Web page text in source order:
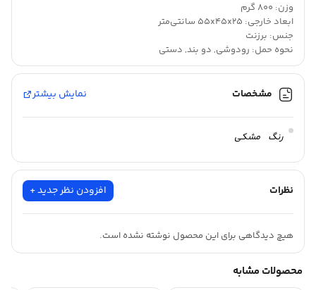
وزن: 800 گرم
ابعاد خارجی: 55x45x25 سانتی‌متر
جنس: برزنت
نحوه حمل: رودوشی, دو بند, دستی
تعداد جیب خارجی: 4 عدد
تعداد دسته: یک عدد
حجم داخلی: 50 لیتر
نحوه بسته شدن: زیپ
محفظه‌ها: جیب بیرونی, دارای یک محفظه اصلی
بدون توضیحات
مشخصات نمایش بیشتر
رنگ مشکی
نظرات افزودن نظر جدید +
هیچ دیدگاهی برای این محصول نوشته نشده است.
محصولات مشابه